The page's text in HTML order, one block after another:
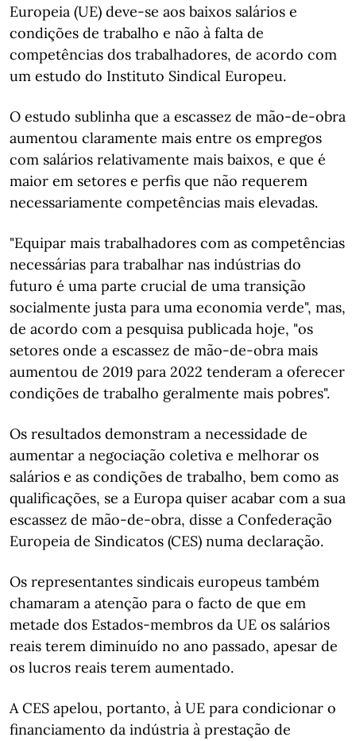
Europeia (UE) deve-se aos baixos salários e
condições de trabalho e não à falta de
competências dos trabalhadores, de acordo com
um estudo do Instituto Sindical Europeu.
O estudo sublinha que a escassez de mão-de-obra
aumentou claramente mais entre os empregos
com salários relativamente mais baixos, e que é
maior em setores e perfis que não requerem
necessariamente competências mais elevadas.
"Equipar mais trabalhadores com as competências
necessárias para trabalhar nas indústrias do
futuro é uma parte crucial de uma transição
socialmente justa para uma economia verde", mas,
de acordo com a pesquisa publicada hoje, "os
setores onde a escassez de mão-de-obra mais
aumentou de 2019 para 2022 tenderam a oferecer
condições de trabalho geralmente mais pobres".
Os resultados demonstram a necessidade de
aumentar a negociação coletiva e melhorar os
salários e as condições de trabalho, bem como as
qualificações, se a Europa quiser acabar com a sua
escassez de mão-de-obra, disse a Confederação
Europeia de Sindicatos (CES) numa declaração.
Os representantes sindicais europeus também
chamaram a atenção para o facto de que em
metade dos Estados-membros da UE os salários
reais terem diminuído no ano passado, apesar de
os lucros reais terem aumentado.
A CES apelou, portanto, à UE para condicionar o
financiamento da indústria à prestação de